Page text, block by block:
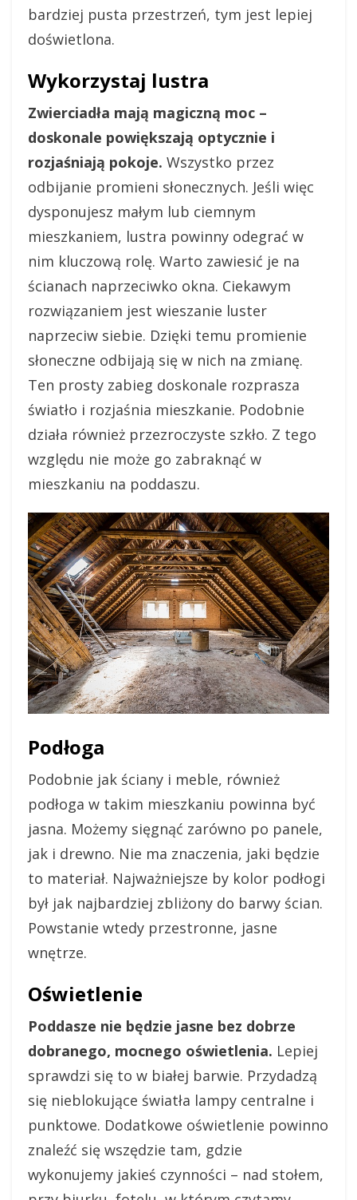
bardziej pusta przestrzeń, tym jest lepiej
doświetlona.
Wykorzystaj lustra
Zwierciadła mają magiczną moc –
doskonale powiększają optycznie i
rozjaśniają pokoje. Wszystko przez
odbijanie promieni słonecznych. Jeśli więc
dysponujesz małym lub ciemnym
mieszkaniem, lustra powinny odegrać w
nim kluczową rolę. Warto zawiesić je na
ścianach naprzeciwko okna. Ciekawym
rozwiązaniem jest wieszanie luster
naprzeciw siebie. Dzięki temu promienie
słoneczne odbijają się w nich na zmianę.
Ten prosty zabieg doskonale rozprasza
światło i rozjaśnia mieszkanie. Podobnie
działa również przezroczyste szkło. Z tego
względu nie może go zabraknąć w
mieszkaniu na poddaszu.
Podłoga
Podobnie jak ściany i meble, również
podłoga w takim mieszkaniu powinna być
jasna. Możemy sięgnąć zarówno po panele,
jak i drewno. Nie ma znaczenia, jaki będzie
to materiał. Najważniejsze by kolor podłogi
był jak najbardziej zbliżony do barwy ścian.
Powstanie wtedy przestronne, jasne
wnętrze.
Oświetlenie
Poddasze nie będzie jasne bez dobrze
dobranego, mocnego oświetlenia. Lepiej
sprawdzi się to w białej barwie. Przydadzą
się nieblokujące światła lampy centralne i
punktowe. Dodatkowe oświetlenie powinno
znaleźć się wszędzie tam, gdzie
wykonujemy jakieś czynności – nad stołem,